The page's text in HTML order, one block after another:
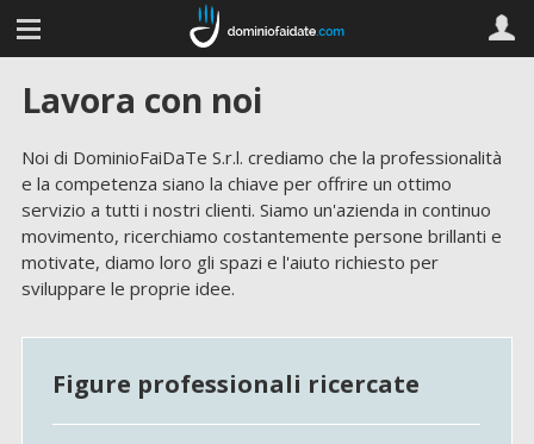
Lavora con noi
Noi di DominioFaiDaTe S.r.l. crediamo che la professionalità
e la competenza siano la chiave per offrire un ottimo
servizio a tutti i nostri clienti. Siamo un'azienda in continuo
movimento, ricerchiamo costantemente persone brillanti e
motivate, diamo loro gli spazi e l'aiuto richiesto per
sviluppare le proprie idee.
Figure professionali ricercate